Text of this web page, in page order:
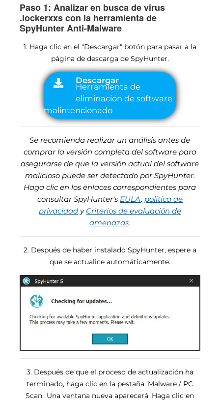
Paso 1: Analizar en busca de virus
.lockerxxs con la herramienta de
SpyHunter Anti-Malware
1. Haga clic en el "Descargar" botón para pasar a la
página de descarga de SpyHunter.
Se recomienda realizar un análisis antes de
comprar la versión completa del software para
asegurarse de que la versión actual del software
malicioso puede ser detectado por SpyHunter.
Haga clic en los enlaces correspondientes para
consultar SpyHunter's EULA, política de
privacidady Criterios de evaluación de
amenazas.
2. Después de haber instalado SpyHunter, espere a
que se actualice automáticamente.
3. Después de que el proceso de actualización ha
terminado, haga clic en la pestaña 'Malware / PC
Scan'. Una ventana nueva aparecerá. Haga clic en